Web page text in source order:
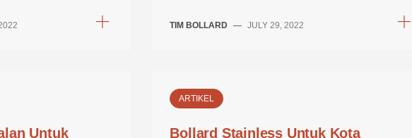
TIM BOLLARD — JULY 29, 2022
Untuk
ARTIKEL
Bollard Stainless Untuk Kota